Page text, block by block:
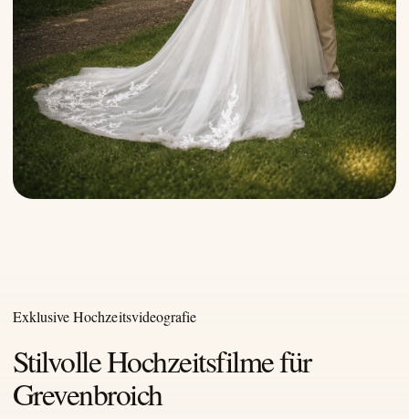
Exklusive Hochzeitsvideografie
Stilvolle Hochzeitsfilme für
Grevenbroich